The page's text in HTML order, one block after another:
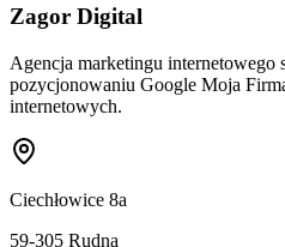
Zagor Digital
Agencja marketingu internetowego
pozycjonowaniu Google Moja
internetowych.
Ciechłowice 8a
59-305 Rudna